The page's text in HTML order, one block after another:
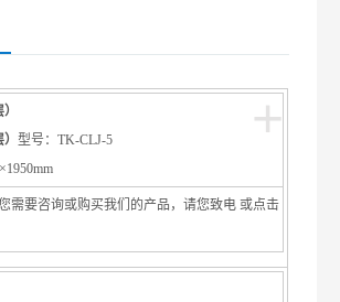
+
）型号：TK-CLJ-5
需要咨询或购买我们的产品，请您致电 或点击